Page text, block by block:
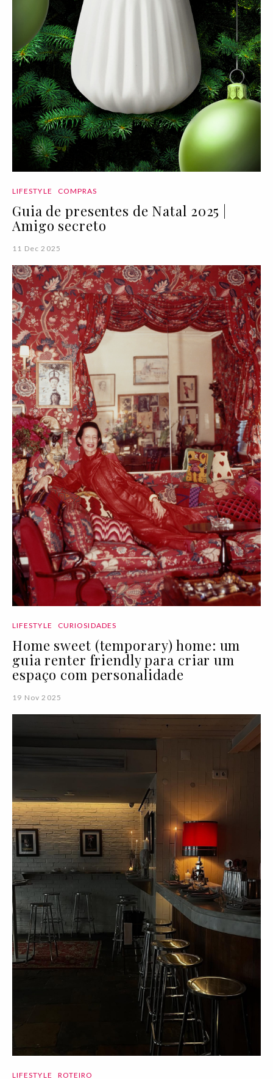
LIFESTYLE COMPRAS
Guia de presentes de Natal 2025 |
Amigo secreto
11 Dec 2025
LIFESTYLE CURIOSIDADES
Home sweet (temporary) home: um
guia renter friendly para criar um
espaço com personalidade
19 Nov 2025
LIFESTYLE ROTEIRO